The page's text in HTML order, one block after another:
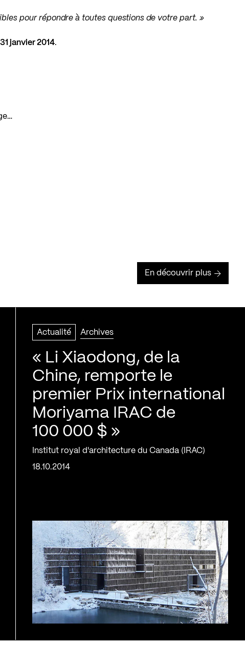
pour répondre à toutes questions de votre part. »
31 janvier 2014.
En découvrir plus
Actualité Archives
« Li Xiaodong, de la
Chine, remporte le
premier Prix international
Moriyama IRAC de
100 000 $ »
Institut royal d'architecture du Canada (IRAC)
18.10.2014